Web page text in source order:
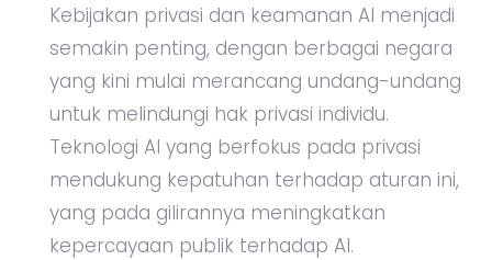
Kebijakan privasi dan keamanan AI menjadi
semakin penting, dengan berbagai negara
yang kini mulai merancang undang-undang
untuk melindungi hak privasi individu.
Teknologi AI yang berfokus pada privasi
mendukung kepatuhan terhadap aturan ini,
yang pada gilirannya meningkatkan
kepercayaan publik terhadap AI.